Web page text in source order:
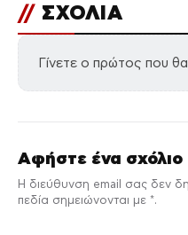
// ΣΧΟΛΙΑ
Γίνετε ο πρώτος που
Αφήστε ένα σχόλιο
Η διεύθυνση email σας δεν
πεδία σημειώνονται με *.